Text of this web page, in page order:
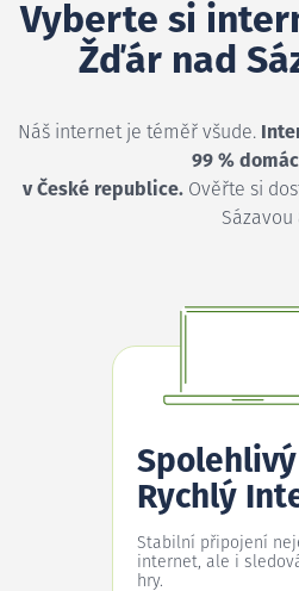
Vyberte si
Žďár nad
Náš internet je téměř všude.
99 %
v České republice. Ověřte si
Sázavou
Spolehlivý
Rychlý
Stabilní připojení
internet, ale i
hry.